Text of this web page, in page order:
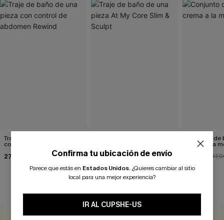
Traje de baño de una pieza
con control de abdomen
27,00 € 39,00 €
Conjunto
crema a la
RESEÑAS DE CLIENTES
Confirma tu ubicación de envío
Parece que estás en Estados Unidos. ¿Quieres cambiar al sitio
local para una mejor experiencia?
IR AL CUPSHE-US